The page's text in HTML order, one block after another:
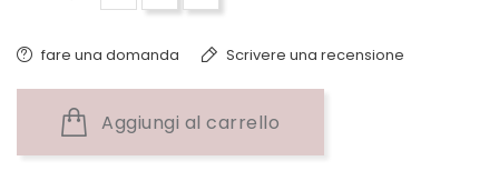
fare una domanda Scrivere una recensione
Aggiungi al carrello